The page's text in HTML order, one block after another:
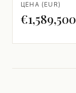
ЦЕНА (EUR)
€1,589,500